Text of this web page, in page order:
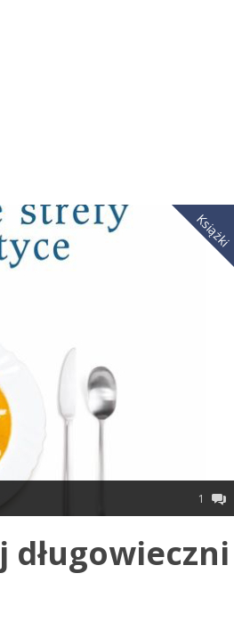
Książki
1
długowieczni